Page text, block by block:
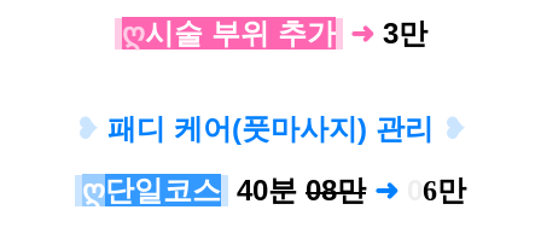
ღ시술 부위 추가 ➜ 3만
❥ 패디 케어(풋마사지) 관리
❥
ღ단일코스 40분 08만 ➜ 6만